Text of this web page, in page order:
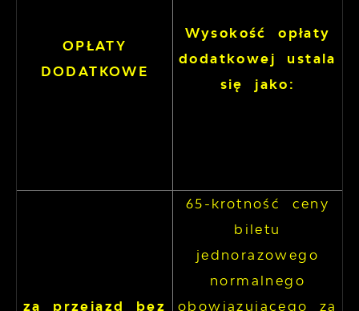
OPŁATY
DODATKOWE
Wysokość opłaty
dodatkowej ustala
się jako:
za przejazd bez
65-krotność ceny
biletu
jednorazowego
normalnego
obowiązującego za